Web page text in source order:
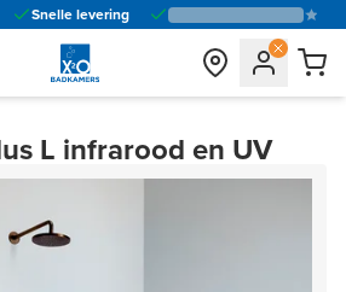
Snelle levering
L infrarood en UV